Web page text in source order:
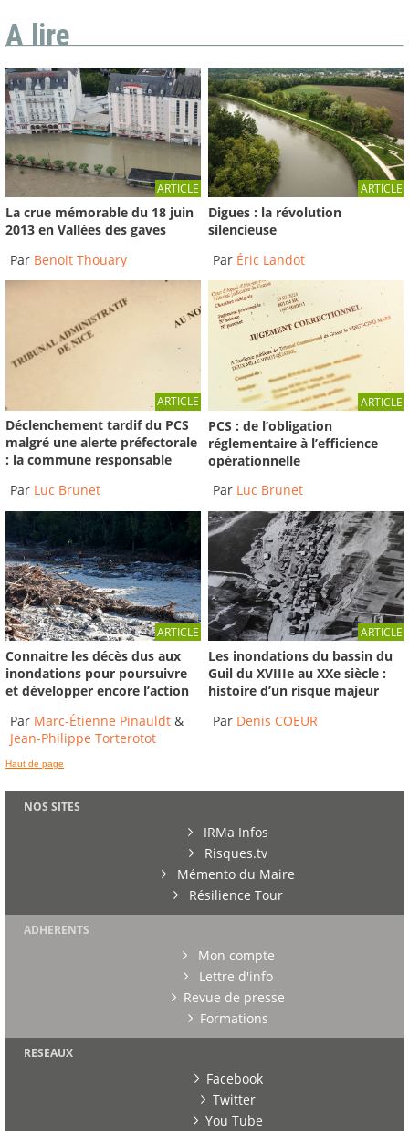
A lire
ARTICLE
La crue mémorable du 18 juin
2013 en Vallées des gaves
Par Benoit Thouary
ARTICLE
Digues : la révolution
silencieuse
Par Éric Landot
ARTICLE
Déclenchement tardif du PCS
malgré une alerte préfectorale
: la commune responsable
Par Luc Brunet
ARTICLE
PCS : de l’obligation
réglementaire à l’efficience
opérationnelle
Par Luc Brunet
ARTICLE
Connaitre les décès dus aux
inondations pour poursuivre
et développer encore l’action
Par Marc-Étienne Pinauldt &
Jean-Philippe Torterotot
ARTICLE
Les inondations du bassin du
Guil du XVIIIe au XXe siècle :
histoire d’un risque majeur
Par Denis COEUR
Haut de page
NOS SITES
IRMa Infos
Risques.tv
Mémento du Maire
Résilience Tour
ADHERENTS
Mon compte
Lettre d'info
Revue de presse
Formations
RESEAUX
Facebook
Twitter
You Tube